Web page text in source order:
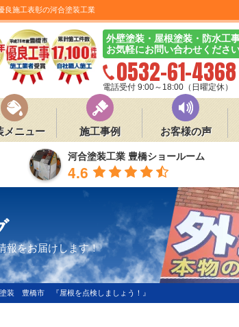
良施工表彰の河合塗装工業
外壁塗装・屋根塗装・防水工
お気軽にお問い合わせくださ
0532-61-4368
電話受付 9:00～18:00（日曜定休）
メニュー 施工事例 お客様の声
河合塗装工業 豊橋ショールーム
4.6
報をお届けします！
装 豊橋市 『屋根を点検しましょう！』